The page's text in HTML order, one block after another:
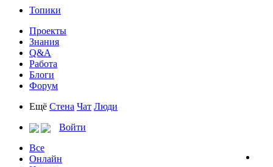
Топики
Проекты
Знания
Q&A
Работа
Блоги
Форум
Ещё Стена Чат Люди
Войти
Все
Онлайн